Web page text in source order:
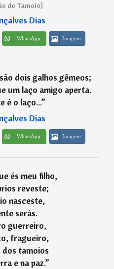
do Tamoio]
Dias
WhatsApp Imagem
dois galhos gêmeos;
um laço amigo aperta.
é o laço...”
Dias
WhatsApp Imagem
és meu filho,
reveste;
nasceste,
serás.
guerreiro,
fragueiro,
dos tamoios
e na paz.”